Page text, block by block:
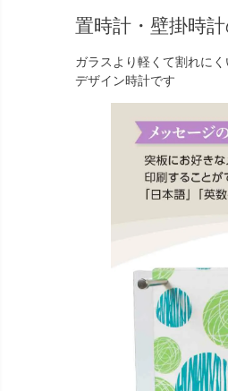
置時計・壁掛時
ガラスより軽くて割れに
デザイン時計です